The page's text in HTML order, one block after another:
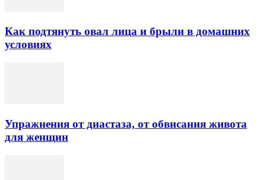
Как подтянуть овал лица и брыли в домашних
условиях
Упражнения от диастаза, от обвисания живота
для женщин